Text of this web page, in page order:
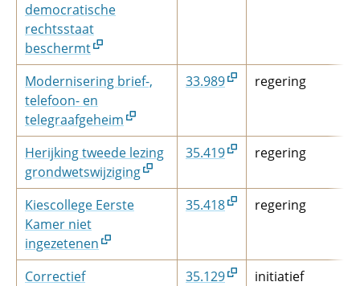
democratische
rechtsstaat
beschermt
Modernisering brief-,
telefoon- en
telegraafgeheim
33.989 regering
Herijking tweede lezing
grondwetswijziging
35.419 regering
Kiescollege Eerste
Kamer niet
ingezetenen
35.418 regering
Correctief
35.129 initiatief